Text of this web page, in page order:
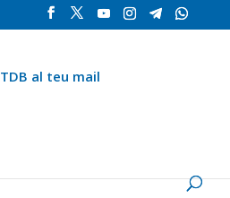
TDB al teu mail